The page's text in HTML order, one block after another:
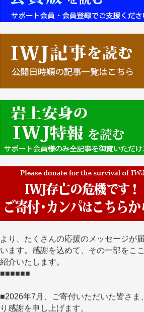
■■■■■■
IWJには、ご寄付・カンパをいただいた
より、たくさんの応援のメッセージが届
紹介いたします。
■■■■■■
■2026年7月、ご寄付いただいた皆さま
Y.H. 様